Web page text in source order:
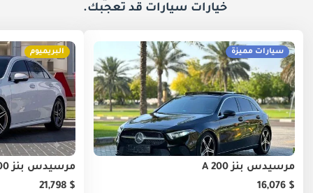
خيارات سيارات قد تعجبك.
سيارات مميزة
مرسيدس بنز A 200
$ 16,076
البريميوم
مرسيدس بنز A 200
$ 21,798